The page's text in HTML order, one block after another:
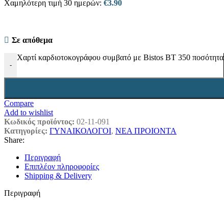
Χαμηλότερη τιμή 30 ημερών: €3.90
Σε απόθεμα
-
Χαρτί καρδιοτοκογράφου συμβατό με Bistos BT 350 ποσότητα
Compare
Add to wishlist
Κωδικός προϊόντος: 02-11-091
Κατηγορίες: ΓΥΝΑΙΚΟΛΟΓΟΙ, ΝΕΑ ΠΡΟΙΟΝΤΑ
Share:
Περιγραφή
Επιπλέον πληροφορίες
Shipping & Delivery
Περιγραφή